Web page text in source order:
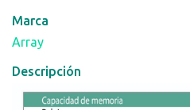
Marca
Array
Descripción